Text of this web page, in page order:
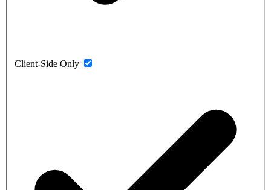
Client-Side Only